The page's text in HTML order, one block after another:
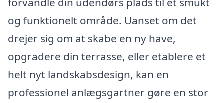
og funktionelt område. Uanset om det
drejer sig om at skabe en ny have,
opgradere din terrasse, eller etablere et
helt nyt landskabsdesign, kan en
professionel anlægsgartner gøre en stor